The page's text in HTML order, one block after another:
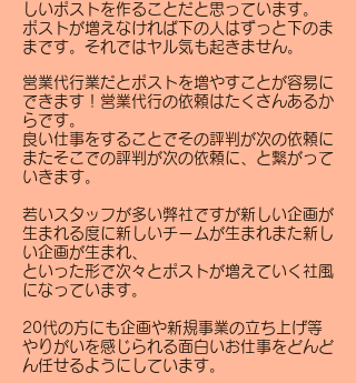
しいポストを作ることだと思っています。
ポストが増えなければ下の人はずっと下のま
まです。それではヤル気も起きません。
営業代行業だとポストを増やすことが容易に
できます！営業代行の依頼はたくさんあるか
らです。
良い仕事をすることでその評判が次の依頼に
またそこでの評判が次の依頼に、と繋がって
いきます。
若いスタッフが多い弊社ですが新しい企画が
生まれる度に新しいチームが生まれまた新し
い企画が生まれ、
といった形で次々とポストが増えていく社風
になっています。
20代の方にも企画や新規事業の立ち上げ等
やりがいを感じられる面白いお仕事をどんど
ん任せるようにしています。